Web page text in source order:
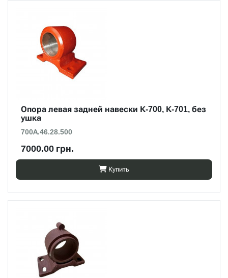
Опора левая задней навески К-700, К-701, без
ушка
700А.46.28.500
7000.00 грн.
Купить